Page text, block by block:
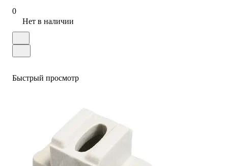
0
Нет в наличии
Быстрый просмотр